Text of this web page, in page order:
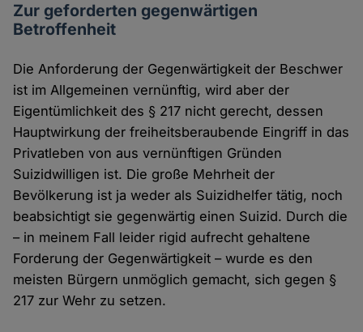
Zur geforderten gegenwärtigen
Betroffenheit
Die Anforderung der Gegenwärtigkeit der Beschwer
ist im Allgemeinen vernünftig, wird aber der
Eigentümlichkeit des § 217 nicht gerecht, dessen
Hauptwirkung der freiheitsberaubende Eingriff in das
Privatleben von aus vernünftigen Gründen
Suizidwilligen ist. Die große Mehrheit der
Bevölkerung ist ja weder als Suizidhelfer tätig, noch
beabsichtigt sie gegenwärtig einen Suizid. Durch die
– in meinem Fall leider rigid aufrecht gehaltene
Forderung der Gegenwärtigkeit – wurde es den
meisten Bürgern unmöglich gemacht, sich gegen §
217 zur Wehr zu setzen.